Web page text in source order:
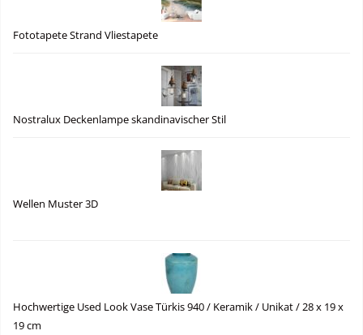
Fototapete Strand Vliestapete
Nostralux Deckenlampe skandinavischer Stil
Wellen Muster 3D
Hochwertige Used Look Vase Türkis 940 / Keramik / Unikat / 28 x 19 x
19 cm